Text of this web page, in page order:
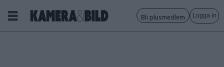
Bli plusmedlem Logga in